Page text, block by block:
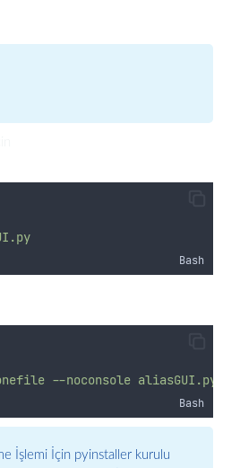
Bash
--noconsole aliasGUI.py
Bash
İşlemi İçin pyinstaller kurulu